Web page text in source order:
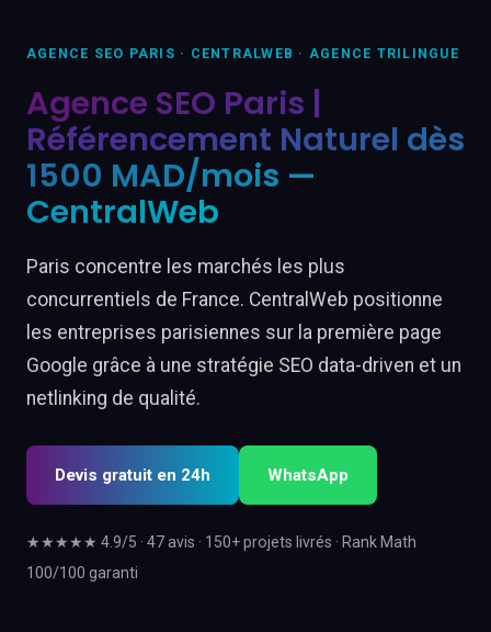
AGENCE SEO PARIS · CENTRALWEB · AGENCE TRILINGUE
Agence SEO Paris |
Référencement Naturel dès
1500 MAD/mois —
CentralWeb
Paris concentre les marchés les plus
concurrentiels de France. CentralWeb positionne
les entreprises parisiennes sur la première page
Google grâce à une stratégie SEO data-driven et un
netlinking de qualité.
Devis gratuit en 24h WhatsApp
★★★★★ 4.9/5 · 47 avis · 150+ projets livrés · Rank Math
100/100 garanti